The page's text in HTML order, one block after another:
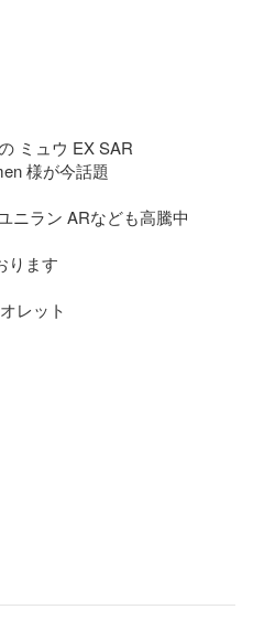
ミュウ EX SAR
様が今話題
ニラン ARなども高騰中
ります
レット